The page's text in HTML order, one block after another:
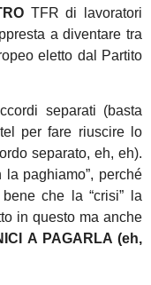
TFR di lavoratori
a diventare tra
eletto dal Partito
separati (basta
per fare riuscire lo
separato, eh, eh).
paghiamo”, perché
che la “crisi” la
in questo ma anche
A PAGARLA (eh,